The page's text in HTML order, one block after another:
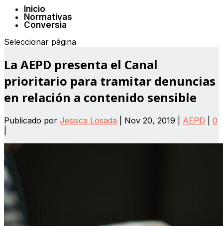
Inicio
Normativas
Conversia
Seleccionar página
La AEPD presenta el Canal
prioritario para tramitar denuncias
en relación a contenido sensible
Publicado por Jessica Losada Nov 20, 2019 AEPD
0